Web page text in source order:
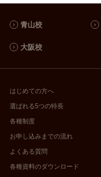
青山校
大阪校
はじめての方へ
選ばれる5つの特長
各種制度
お申し込みまでの流れ
よくある質問
各種資料のダウンロード